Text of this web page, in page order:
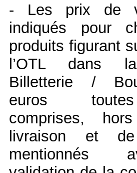
- Les prix de
indiqués pour
produits figurant
l’OTL dans
Billetterie /
euros
comprises,
livraison et
mentionnés